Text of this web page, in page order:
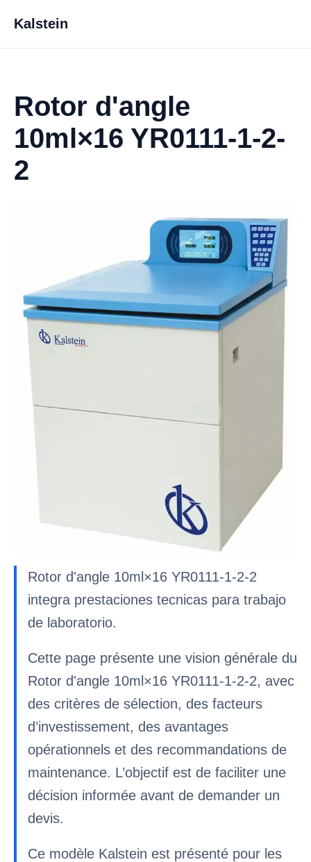
Kalstein
Rotor d'angle
10ml×16 YR0111-1-2-
2
Rotor d'angle 10ml×16 YR0111-1-2-2
integra prestaciones tecnicas para trabajo
de laboratorio.
Cette page présente une vision générale du
Rotor d'angle 10ml×16 YR0111-1-2-2, avec
des critères de sélection, des facteurs
d’investissement, des avantages
opérationnels et des recommandations de
maintenance. L’objectif est de faciliter une
décision informée avant de demander un
devis.
Ce modèle Kalstein est présenté pour les